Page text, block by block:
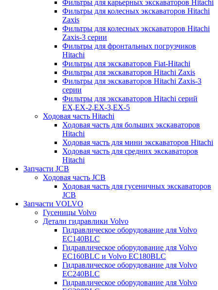
Фильтры для карьерных экскаваторов Hitachi
Фильтры для колесных экскаваторов Hitachi
Zaxis
Фильтры для колесных экскаваторов Hitachi
Zaxis-3 серии
Фильтры для фронтальных погрузчиков
Hitachi
Фильтры для экскаваторов Fiat-Hitachi
Фильтры для экскаваторов Hitachi Zaxis
Фильтры для экскаваторов Hitachi Zaxis-3
серии
Фильтры для экскаваторов Hitachi серий
EX,EX-2,EX-3,EX-5
Ходовая часть Hitachi
Ходовая часть для больших экскаваторов
Hitachi
Ходовая часть для мини экскаваторов Hitachi
Ходовая часть для средних экскаваторов
Hitachi
Запчасти JCB
Ходовая часть JCB
Ходовая часть для гусеничных экскаваторов
JCB
Запчасти VOLVO
Гусеницы Volvo
Детали гидравлики Volvo
Гидравлическое оборудование для Volvo
EC140BLC
Гидравлическое оборудование для Volvo
EC160BLC и Volvo EC180BLC
Гидравлическое оборудование для Volvo
EC240BLC
Гидравлическое оборудование для Volvo